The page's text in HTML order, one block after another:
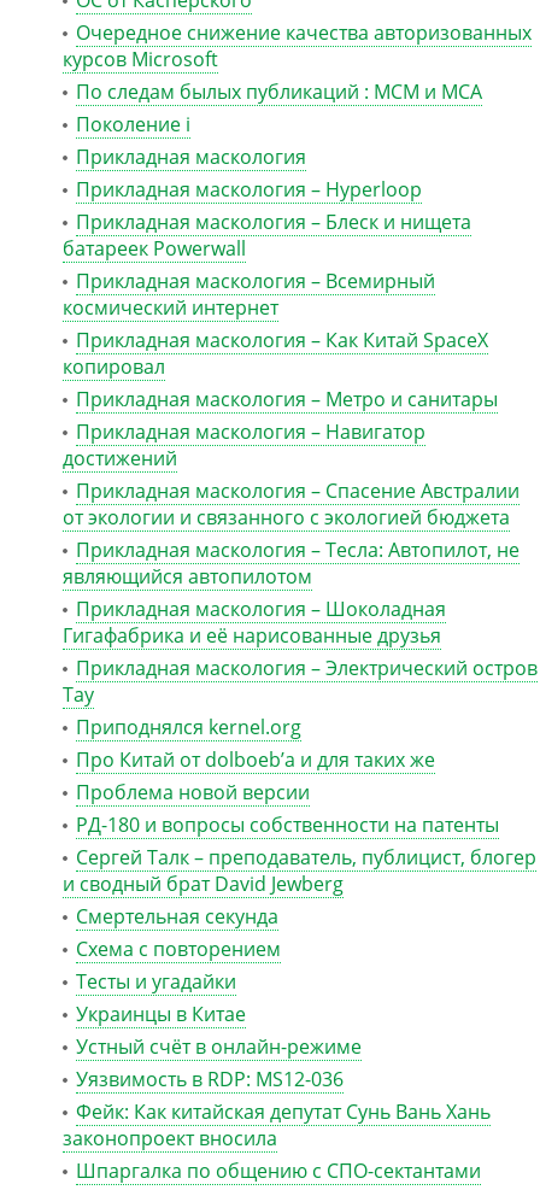
Очередное снижение качества авторизованных
курсов Microsoft
По следам былых публикаций : MCM и MCA
Поколение i
Прикладная маскология
Прикладная маскология – Hyperloop
Прикладная маскология – Блеск и нищета
батареек Powerwall
Прикладная маскология – Всемирный
космический интернет
Прикладная маскология – Как Китай SpaceX
копировал
Прикладная маскология – Метро и санитары
Прикладная маскология – Навигатор
достижений
Прикладная маскология – Спасение Австралии
от экологии и связанного с экологией бюджета
Прикладная маскология – Тесла: Автопилот, не
являющийся автопилотом
Прикладная маскология – Шоколадная
Гигафабрика и её нарисованные друзья
Прикладная маскология – Электрический остров
Тау
Приподнялся kernel.org
Про Китай от dolboeb’а и для таких же
Проблема новой версии
РД-180 и вопросы собственности на патенты
Сергей Талк – преподаватель, публицист, блогер
и сводный брат David Jewberg
Смертельная секунда
Схема с повторением
Тесты и угадайки
Украинцы в Китае
Устный счёт в онлайн-режиме
Уязвимость в RDP: MS12-036
Фейк: Как китайская депутат Сунь Вань Хань
законопроект вносила
Шпаргалка по общению с СПО-сектантами